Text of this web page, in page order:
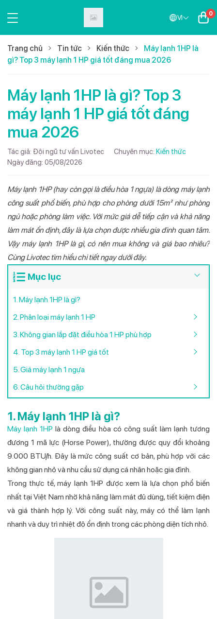
VI 0
Trang chủ Tin tức Kiến thức
Máy lạnh 1HP là
gì? Top 3 máy lạnh 1 HP giá tốt đáng mua 2026
Máy lạnh 1HP là gì? Top 3
máy lạnh 1 HP giá tốt đáng
mua 2026
Tác giả: Đội ngũ tư vấn Livotec Chuyên mục: Kiến thức
Ngày đăng: 05/08/2026
Máy lạnh 1HP (hay còn gọi là điều hòa 1 ngựa) là dòng máy lạnh
công suất phổ biến, phù hợp cho phòng dưới 15m² như phòng
ngủ hoặc phòng làm việc. Với mức giá dễ tiếp cận và khả năng
làm mát ổn định, đây là lựa chọn được nhiều gia đình quan tâm.
Vậy máy lạnh 1HP là gì, có nên mua không và giá bao nhiêu?
Cùng Livotec tìm hiểu chi tiết ngay dưới đây.
Mục lục
1. Máy lạnh 1HP là gì?
2. Phân loại máy lạnh 1 HP
3. Không gian lắp đặt điều hòa 1 HP phù hợp
4. Top 3 máy lạnh 1 HP giá tốt
5. Giá máy lạnh 1 ngựa
6. Câu hỏi thường gặp
1. Máy lạnh 1HP là gì?
Máy lạnh 1HP là dòng điều hòa có công suất làm lạnh tương
đương 1 mã lực (Horse Power), thường được quy đổi khoảng
9.000 BTU/h. Đây là mức công suất cơ bản, phù hợp với các
không gian nhỏ và nhu cầu sử dụng cá nhân hoặc gia đình.
Trong thực tế, máy lạnh 1HP được xem là lựa chọn phổ biến
nhất tại Việt Nam nhờ khả năng làm mát đủ dùng, tiết kiệm điện
và giá thành hợp lý. Với công suất này, máy có thể làm lạnh
nhanh và duy trì nhiệt độ ổn định trong các phòng diện tích nhỏ.